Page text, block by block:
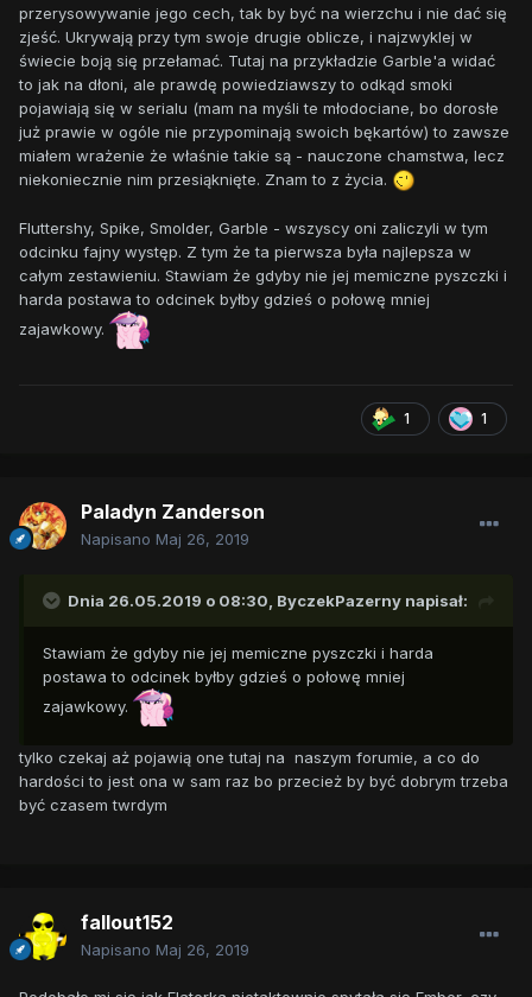
przerysowywanie jego cech, tak by być na wierzchu i nie dać się
zjeść. Ukrywają przy tym swoje drugie oblicze, i najzwyklej w
świecie boją się przełamać. Tutaj na przykładzie Garble'a widać
to jak na dłoni, ale prawdę powiedziawszy to odkąd smoki
pojawiają się w serialu (mam na myśli te młodociane, bo dorosłe
już prawie w ogóle nie przypominają swoich bękartów) to zawsze
miałem wrażenie że właśnie takie są - nauczone chamstwa, lecz
niekoniecznie nim przesiąknięte. Znam to z życia.
Fluttershy, Spike, Smolder, Garble - wszyscy oni zaliczyli w tym
odcinku fajny występ. Z tym że ta pierwsza była najlepsza w
całym zestawieniu. Stawiam że gdyby nie jej memiczne pyszczki i
harda postawa to odcinek byłby gdzieś o połowę mniej
zajawkowy.
1 1
Paladyn Zanderson
Napisano Maj 26, 2019
Dnia 26.05.2019 o 08:30, ByczekPazerny napisał:
Stawiam że gdyby nie jej memiczne pyszczki i harda
postawa to odcinek byłby gdzieś o połowę mniej
zajawkowy.
tylko czekaj aż pojawią one tutaj na naszym forumie, a co do
hardości to jest ona w sam raz bo przecież by być dobrym trzeba
być czasem twrdym
fallout152
Napisano Maj 26, 2019